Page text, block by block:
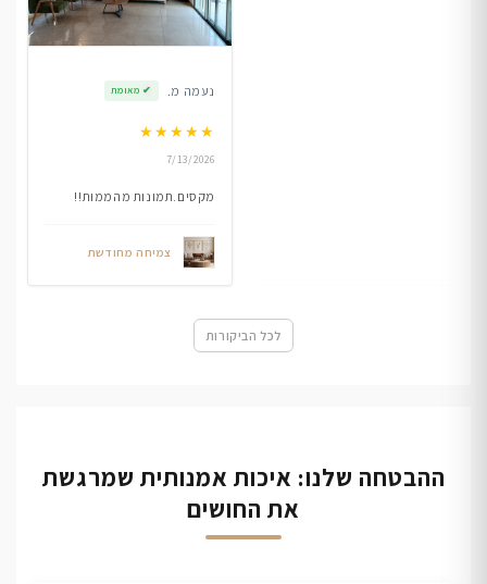
נעמה מ. ✔ מאומת
★★★★★
7/13/2026
מקסים.תמונות מהממות!!
צמיחה מחודשת
לכל הביקורות
ההבטחה שלנו: איכות אמנותית שמרגשת
את החושים